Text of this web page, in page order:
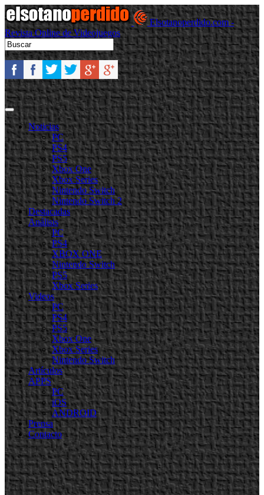
Elsotanoperdido.com -
Revista Online de Videojuegos
Noticias
PC
PS4
PS5
Xbox One
Xbox Series
Nintendo Switch
Nintendo Switch 2
Destacadas
Análisis
PC
PS4
XBOX ONE
Nintendo Switch
PS5
Xbox Series
Videos
PC
PS4
PS5
Xbox One
Xbox Series
Nintendo Switch
Artículos
APPS
PC
iOS
ANDROID
Prensa
Contacto